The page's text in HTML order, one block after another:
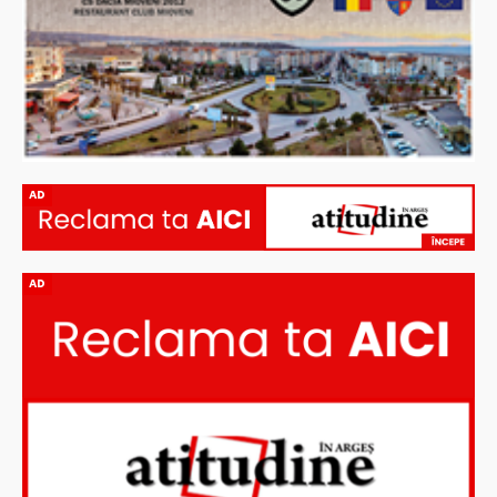
AD
AD